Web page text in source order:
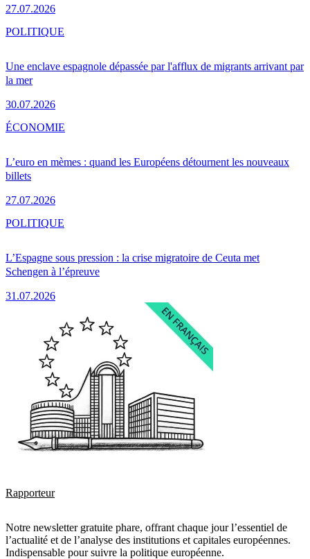
27.07.2026
Une enclave espagnole dépassée par l'afflux de migrants arrivant par
la mer
30.07.2026
POLITIQUE
L’euro en mèmes : quand les Européens détournent les nouveaux
billets
27.07.2026
ÉCONOMIE
L’Espagne sous pression : la crise migratoire de Ceuta met
Schengen à l’épreuve
31.07.2026
POLITIQUE
Rapporteur
Notre newsletter gratuite phare, offrant chaque jour l’essentiel de
l’actualité et de l’analyse des institutions et capitales européennes.
Indispensable pour suivre la politique européenne.